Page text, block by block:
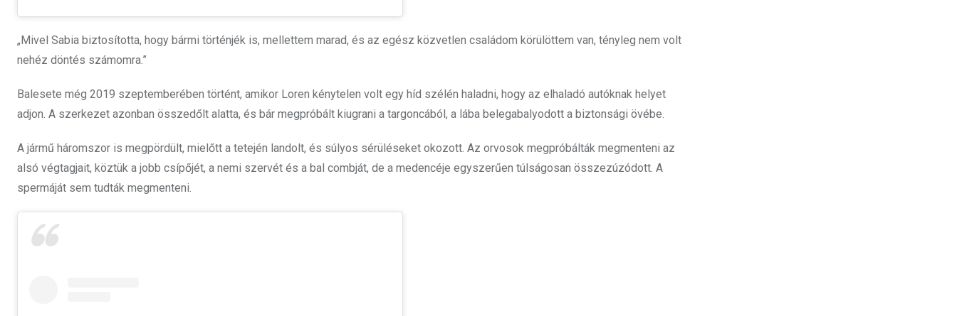
„Mivel Sabia biztosította, hogy bármi történjék is, mellettem marad, és az egész közvetlen családom körülöttem van, tényleg nem volt
nehéz döntés számomra.”
Balesete még 2019 szeptemberében történt, amikor Loren kénytelen volt egy híd szélén haladni, hogy az elhaladó autóknak helyet
adjon. A szerkezet azonban összedőlt alatta, és bár megpróbált kiugrani a targoncából, a lába belegabalyodott a biztonsági övébe.
A jármű háromszor is megpördült, mielőtt a tetején landolt, és súlyos sérüléseket okozott. Az orvosok megpróbálták megmenteni az
alsó végtagjait, köztük a jobb csípőjét, a nemi szervét és a bal combját, de a medencéje egyszerűen túlságosan összezúzódott. A
spermáját sem tudták megmenteni.